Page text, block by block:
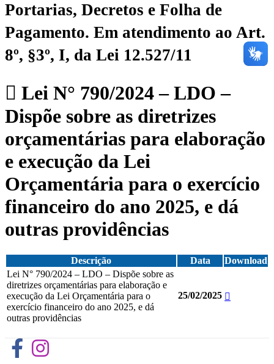
Portarias, Decretos e Folha de
Pagamento. Em atendimento ao Art.
8º, §3º, I, da Lei 12.527/11
Lei N° 790/2024 – LDO –
Dispõe sobre as diretrizes
orçamentárias para elaboração
e execução da Lei
Orçamentária para o exercício
financeiro do ano 2025, e dá
outras providências
Descrição Data
Download
Lei N° 790/2024 – LDO – Dispõe sobre as
diretrizes orçamentárias para elaboração e
execução da Lei Orçamentária para o
exercício financeiro do ano 2025, e dá
outras providências
25/02/2025